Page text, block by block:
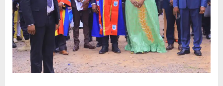
d’établissements
de
Kinshasa
plaident
pour
la
suspension